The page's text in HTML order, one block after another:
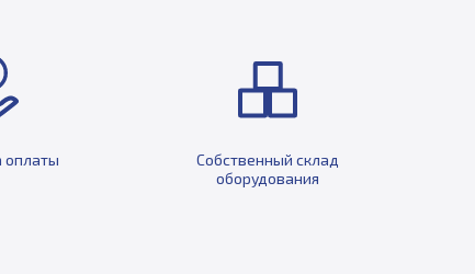
Собственный склад
оборудования